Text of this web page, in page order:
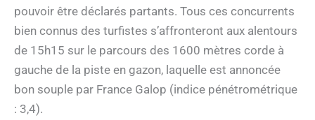
pouvoir être déclarés partants. Tous ces concurrents
bien connus des turfistes s’affronteront aux alentours
de 15h15 sur le parcours des 1600 mètres corde à
gauche de la piste en gazon, laquelle est annoncée
bon souple par France Galop (indice pénétrométrique
: 3,4).